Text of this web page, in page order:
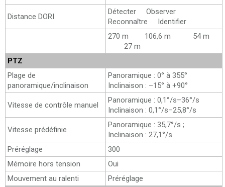
Distance DORI
Détecter Observer
Reconnaître Identifier
270 m 106,6 m 54 m
27 m
PTZ
Plage de
panoramique/inclinaison
Panoramique : 0° à 355°
Inclinaison : –15° à +90°
Vitesse de contrôle manuel
Panoramique : 0,1°/s–36°/s
Inclinaison : 0,1°/s–25,8°/s
Vitesse prédéfinie
Panoramique : 35,7°/s ;
Inclinaison : 27,1°/s
Préréglage
300
Mémoire hors tension
Oui
Mouvement au ralenti
Préréglage